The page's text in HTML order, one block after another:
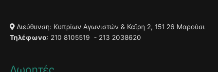
Διεύθυνση: Κυπρίων Αγωνιστών & Καϊρη 2, 151 26 Μαρούσι
Τηλέφωνα: 210 8105519 - 213 2038620
Δωρητές